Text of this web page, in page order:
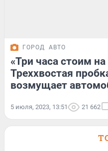
ГОРОД АВТО
«Три часа стоим
Треххвостая
возмущает
5 июля, 2023, 13:51 21 662